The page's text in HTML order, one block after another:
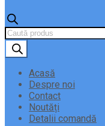
Products
search
Acasă
Despre noi
Contact
Noutăți
Detalii comandă